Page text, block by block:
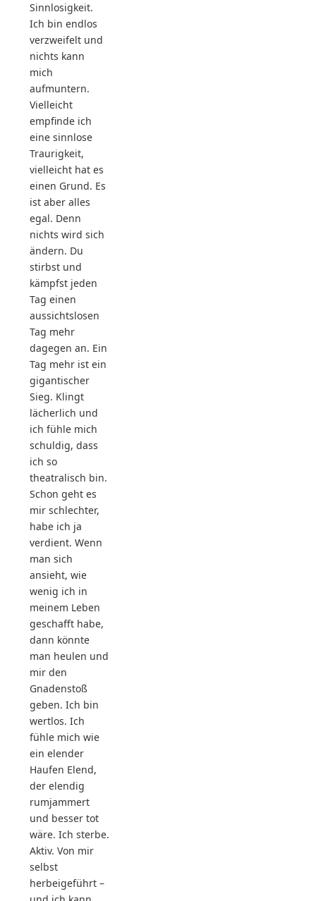
Sinnlosigkeit.
Ich bin endlos
verzweifelt und
nichts kann
mich
aufmuntern.
Vielleicht
empfinde ich
eine sinnlose
Traurigkeit,
vielleicht hat es
einen Grund. Es
ist aber alles
egal. Denn
nichts wird sich
ändern. Du
stirbst und
kämpfst jeden
Tag einen
aussichtslosen
Tag mehr
dagegen an. Ein
Tag mehr ist ein
gigantischer
Sieg. Klingt
lächerlich und
ich fühle mich
schuldig, dass
ich so
theatralisch bin.
Schon geht es
mir schlechter,
habe ich ja
verdient. Wenn
man sich
ansieht, wie
wenig ich in
meinem Leben
geschafft habe,
dann könnte
man heulen und
mir den
Gnadenstoß
geben. Ich bin
wertlos. Ich
fühle mich wie
ein elender
Haufen Elend,
der elendig
rumjammert
und besser tot
wäre. Ich sterbe.
Aktiv. Von mir
selbst
herbeigeführt –